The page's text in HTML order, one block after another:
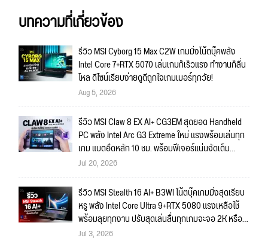
บทความที่เกี่ยวข้อง
รีวิว MSI Cyborg 15 Max C2W เกมมิ่งโน้ตบุ๊คพลัง
Intel Core 7+RTX 5070 เล่นเกมก็เร็วแรง ทำงานก็ลื่น
ไหล ดีไซน์เรียบง่ายดูดีถูกใจเกมเมอร์ทุกวัย!
Aug 5, 2026
รีวิว MSI Claw 8 EX AI+ CG3EM สุดยอด Handheld
PC พลัง Intel Arc G3 Extreme ใหม่ แรงพร้อมเล่นทุก
เกม แบตอึดหลัก 10 ชม. พร้อมฟีเจอร์แน่นจัดเต็ม
ถึงใจ!!
Jul 20, 2026
รีวิว MSI Stealth 16 AI+ B3WI โน้ตบุ๊คเกมมิ่งสุดเรียบ
หรู พลัง Intel Core Ultra 9+RTX 5080 แรงเหลือใช้
พร้อมลุยทุกงาน ปรับสุดเล่นลื่นทุกเกมจะจอ 2K หรือ
4K ก็สบายมาก!!
Jul 3, 2026